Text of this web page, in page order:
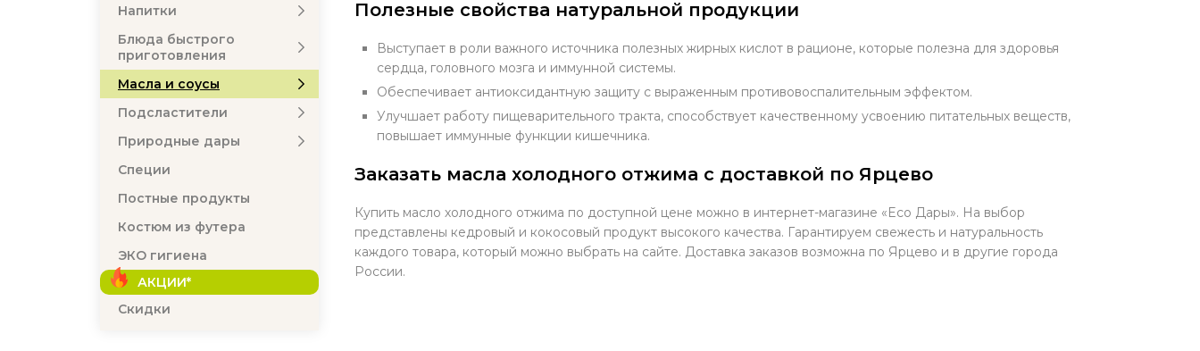
Напитки
Блюда быстрого
приготовления
Масла и соусы
Подсластители
Природные дары
Специи
Постные продукты
Костюм из футера
ЭКО гигиена
АКЦИИ*
Скидки
Полезные свойства натуральной продукции
Выступает в роли важного источника полезных жирных кислот в рационе, которые полезна для здоровья
сердца, головного мозга и иммунной системы.
Обеспечивает антиоксидантную защиту с выраженным противовоспалительным эффектом.
Улучшает работу пищеварительного тракта, способствует качественному усвоению питательных веществ,
повышает иммунные функции кишечника.
Заказать масла холодного отжима с доставкой по Ярцево
Купить масло холодного отжима по доступной цене можно в интернет-магазине «Eco Дары». На выбор
представлены кедровый и кокосовый продукт высокого качества. Гарантируем свежесть и натуральность
каждого товара, который можно выбрать на сайте. Доставка заказов возможна по Ярцево и в другие города
России.